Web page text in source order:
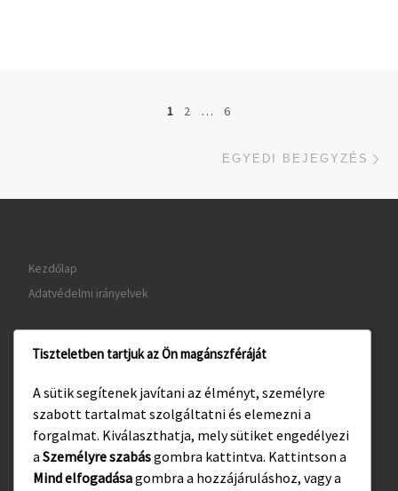
Navigálás a bejegyzések között
1 2 … 6
EGYEDI BEJEGYZÉS
Kezdőlap
Adatvédelmi irányelvek
www.visitgyula.com
www.gyulakult.hu
Tiszteletben tartjuk az Ön magánszféráját
A sütik segítenek javítani az élményt, személyre
szabott tartalmat szolgáltatni és elemezni a
forgalmat. Kiválaszthatja, mely sütiket engedélyezi
a Személyre szabásgombra kattintva. Kattintson a
Mind elfogadásagombra a hozzájáruláshoz, vagy a